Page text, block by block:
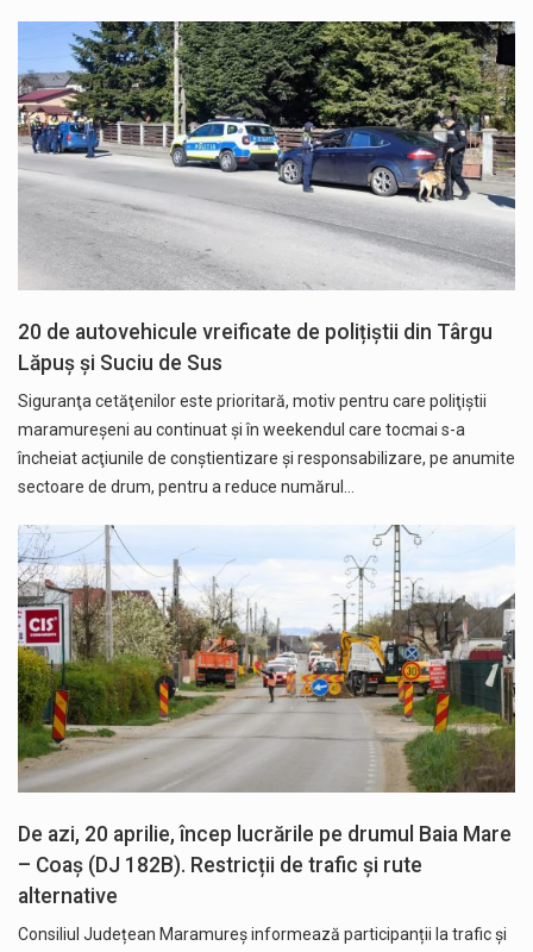
20 de autovehicule vreificate de polițiștii din Târgu
Lăpuș și Suciu de Sus
Siguranţa cetăţenilor este prioritară, motiv pentru care poliţiştii
maramureşeni au continuat şi în weekendul care tocmai s-a
încheiat acţiunile de conştientizare şi responsabilizare, pe anumite
sectoare de drum, pentru a reduce numărul…
De azi, 20 aprilie, încep lucrările pe drumul Baia Mare
– Coaș (DJ 182B). Restricții de trafic și rute
alternative
Consiliul Județean Maramureș informează participanții la trafic și